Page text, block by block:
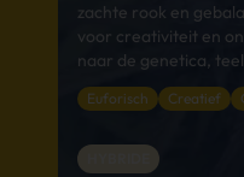
zachte rook en
voor creativiteit en
naar de genetica,
Euforisch Creatief